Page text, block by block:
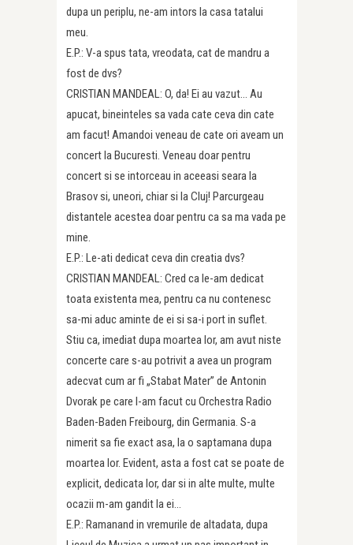
dupa un periplu, ne-am intors la casa tatalui
meu.
E.P.: V-a spus tata, vreodata, cat de mandru a
fost de dvs?
CRISTIAN MANDEAL: O, da! Ei au vazut… Au
apucat, bineinteles sa vada cate ceva din cate
am facut! Amandoi veneau de cate ori aveam un
concert la Bucuresti. Veneau doar pentru
concert si se intorceau in aceeasi seara la
Brasov si, uneori, chiar si la Cluj! Parcurgeau
distantele acestea doar pentru ca sa ma vada pe
mine.
E.P.: Le-ati dedicat ceva din creatia dvs?
CRISTIAN MANDEAL: Cred ca le-am dedicat
toata existenta mea, pentru ca nu contenesc
sa-mi aduc aminte de ei si sa-i port in suflet.
Stiu ca, imediat dupa moartea lor, am avut niste
concerte care s-au potrivit a avea un program
adecvat cum ar fi „Stabat Mater” de Antonin
Dvorak pe care l-am facut cu Orchestra Radio
Baden-Baden Freibourg, din Germania. S-a
nimerit sa fie exact asa, la o saptamana dupa
moartea lor. Evident, asta a fost cat se poate de
explicit, dedicata lor, dar si in alte multe, multe
ocazii m-am gandit la ei…
E.P.: Ramanand in vremurile de altadata, dupa